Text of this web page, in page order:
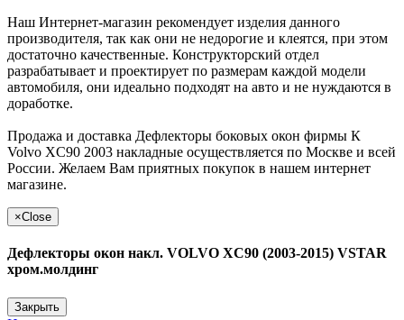
Наш Интернет-магазин рекомендует изделия данного
производителя, так как они не недорогие и клеятся, при этом
достаточно качественные. Конструкторский отдел
разрабатывает и проектирует по размерам каждой модели
автомобиля, они идеально подходят на авто и не нуждаются в
доработке.
Продажа и доставка Дефлекторы боковых окон фирмы К
Volvo XС90 2003 накладные осуществляется по Москве и всей
России. Желаем Вам приятных покупок в нашем интернет
магазине.
×Close
Дефлекторы окон накл. VOLVO XC90 (2003-2015) VSTAR
хром.молдинг
Закрыть